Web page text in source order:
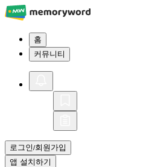
홈
커뮤니티
로그인/회원가입
앱 설치하기